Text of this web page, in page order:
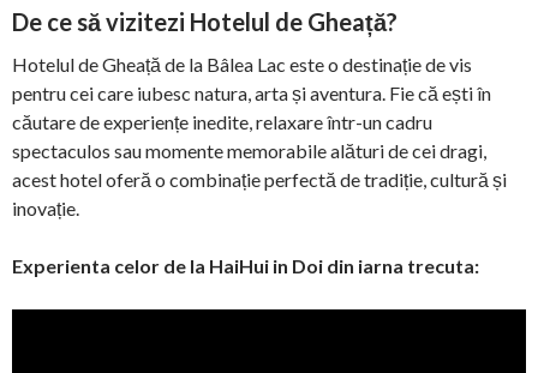
De ce să vizitezi Hotelul de Gheață?
Hotelul de Gheață de la Bâlea Lac este o destinație de vis
pentru cei care iubesc natura, arta și aventura. Fie că ești în
căutare de experiențe inedite, relaxare într-un cadru
spectaculos sau momente memorabile alături de cei dragi,
acest hotel oferă o combinație perfectă de tradiție, cultură și
inovație.
Experienta celor de la HaiHui in Doi din iarna trecuta: